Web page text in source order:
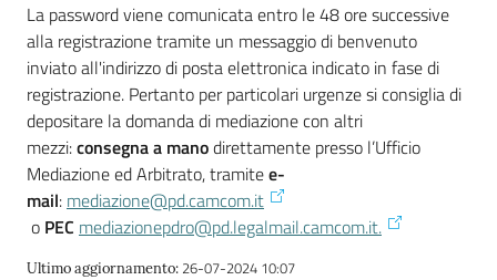
-
P
a
g
a
m
e
n
t
i
La password viene comunicata entro le 48 ore successive
alla registrazione tramite un messaggio di benvenuto
inviato all'indirizzo di posta elettronica indicato in fase di
registrazione. Pertanto per particolari urgenze si consiglia di
depositare la domanda di mediazione con altri
mezzi:consegna a manodirettamente presso l’Ufficio
Mediazione ed Arbitrato, tramitee-
mail: mediazione@pd.camcom.it
o PEC mediazionepdro@pd.legalmail.camcom.it.
Ultimo aggiornamento: 26-07-2024 10:07